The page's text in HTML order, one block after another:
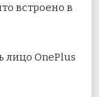
встроено в
лицо OnePlus